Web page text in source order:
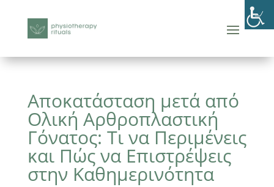
Αποκατάσταση μετά από
Ολική Αρθροπλαστική
Γόνατος: Τι να Περιμένεις
και Πώς να Επιστρέψεις
στην Καθημερινότητα